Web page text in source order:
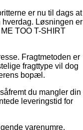
er nu til dags at
hverdag. Løsningen er
TOO T-SHIRT
Fragtmetoden er
fragttype vil dog
bopæl.
du mangler din
leveringstid for
varenumre,